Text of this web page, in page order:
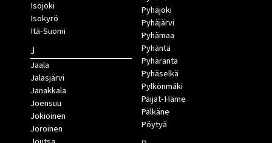
Isojoki
Isokyrö
Itä-Suomi
J
Jaala
Jalasjärvi
Janakkala
Joensuu
Jokioinen
Joroinen
Pyhäjoki
Pyhäjärvi
Pyhämaa
Pyhäntä
Pyhäranta
Pyhäselkä
Pylkönmäki
Päijät-Häme
Pälkäne
Pöytyä